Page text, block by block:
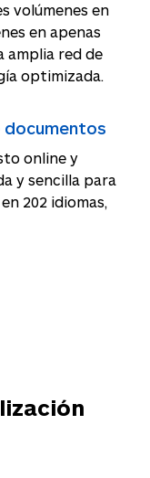
volúmenes en
en apenas
amplia red de
optimizada.
documentos
online y
y sencilla para
202 idiomas,